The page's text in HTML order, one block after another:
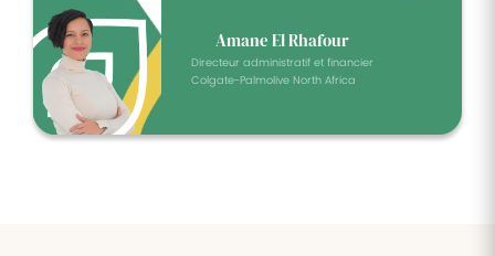
Amane El Rhafour
Directeur administratif et financier
Colgate-Palmolive North Africa